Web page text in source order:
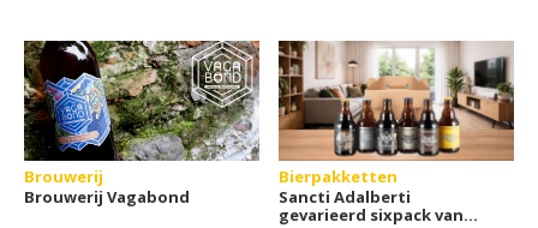
Brouwerij
Brouwerij Vagabond
Bierpakketten
Sancti Adalberti
gevarieerd sixpack van